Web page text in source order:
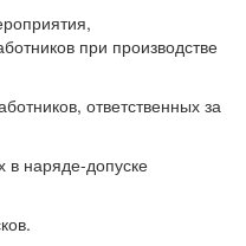
при производстве
ответственных за
в наряде-допуске